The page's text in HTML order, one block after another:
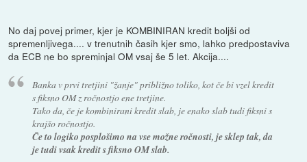
No daj povej primer, kjer je KOMBINIRAN kredit boljši od
spremenljivega.... v trenutnih časih kjer smo, lahko predpostaviva
da ECB ne bo spreminjal OM vsaj še 5 let. Akcija....
Banka v prvi tretjini "žanje" približno toliko, kot če bi vzel kredit
s fiksno OM z ročnostjo ene tretjine.
Tako da, če je kombinirani kredit slab, je enako slab tudi fiksni s
krajšo ročnostjo.
Če to logiko posplošimo na vse možne ročnosti, je sklep tak, da
je tudi vsak kredit s fiksno OM slab.